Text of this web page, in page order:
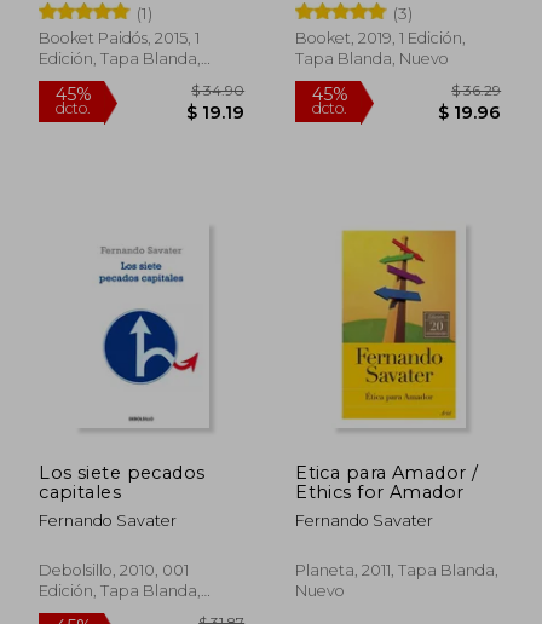
(1)
Booket Paidós, 2015, 1
Edición, Tapa Blanda,
Nuevo
45%
(3)
Booket, 2019, 1 Edición,
Tapa Blanda, Nuevo
45%
Los siete pecados
capitales
Fernando Savater
Debolsillo, 2010, 001
Edición, Tapa Blanda,
Nuevo
Etica para Amador /
Ethics for Amador
Fernando Savater
Planeta, 2011, Tapa Blanda,
Nuevo